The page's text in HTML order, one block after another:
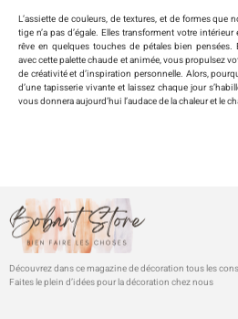
L’assiette de couleurs, de textures, et de formes
tige n’a pas d’égale. Elles transforment votre
rêve en quelques touches de pétales bien
avec cette palette chaude et animée, vous propulsez
de créativité et d’inspiration personnelle. Alors,
d’une tapisserie vivante et laissez chaque jour
vous donnera aujourd’hui l’audace de la chaleur et le
Découvrez dans ce magazine de décoration tous les
Faites le plein d’idées pour la décoration chez nous